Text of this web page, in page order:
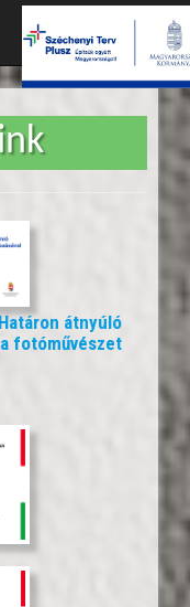
átnyúló
fotóművészet